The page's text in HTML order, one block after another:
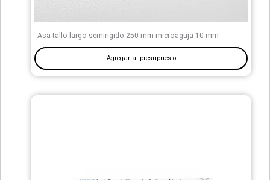
Asa tallo largo semirigido 250 mm microaguja 10 mm
Agregar al presupuesto